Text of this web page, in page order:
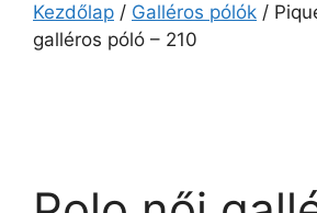
Kezdőlap / Galléros pólók /
galléros póló – 210